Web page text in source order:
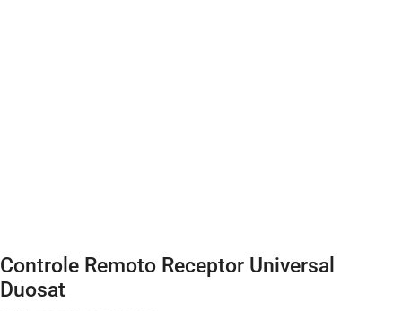
Controle Remoto Receptor Universal
Duosat